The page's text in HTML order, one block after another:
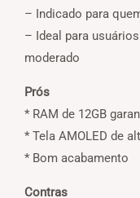
– Indicado para
– Ideal para
moderado
Prós
* RAM de 12GB
* Tela AMOLED de
* Bom acabamento
Contras